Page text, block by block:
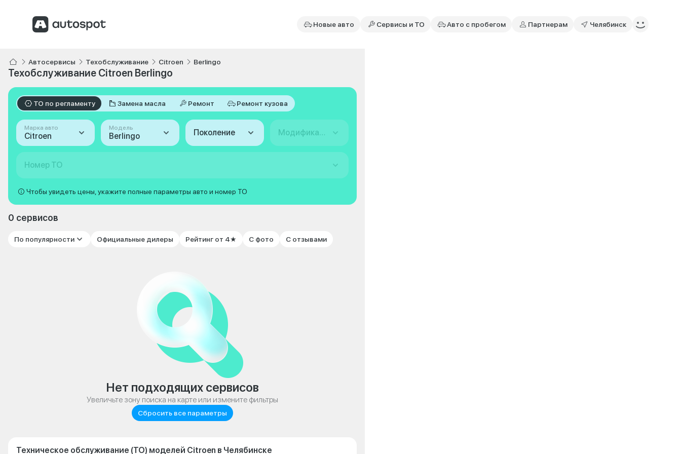
Новые авто Сервисы и ТО Авто с пробегом Партнерам Челябинск
Автосервисы Техобслуживание Citroen Berlingo
Техобслуживание Citroen Berlingo
ТО по регламенту Замена масла Ремонт Ремонт кузова
Марка авто
Citroen
Модель
Berlingo Поколение Модификация
Номер ТО
Чтобы увидеть цены, укажите полные параметры авто и номер ТО
0 сервисов
По популярности Официальные дилеры Рейтинг от 4★ С фото С отзывами
Нет подходящих сервисов
Увеличьте зону поиска на карте или измените фильтры
Сбросить все параметры
Техническое обслуживание (ТО) моделей Citroen в Челябинске